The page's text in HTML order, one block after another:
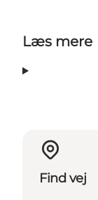
Læs mere
Find vej